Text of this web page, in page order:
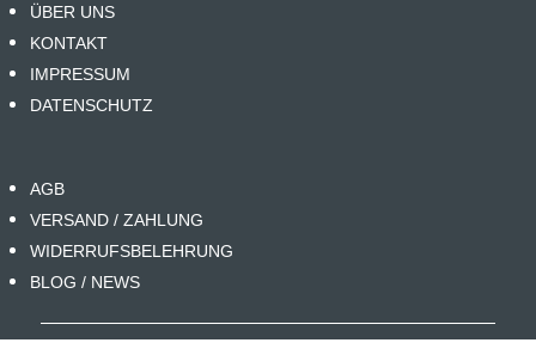
ÜBER UNS
KONTAKT
IMPRESSUM
DATENSCHUTZ
AGB
VERSAND / ZAHLUNG
WIDERRUFSBELEHRUNG
BLOG / NEWS